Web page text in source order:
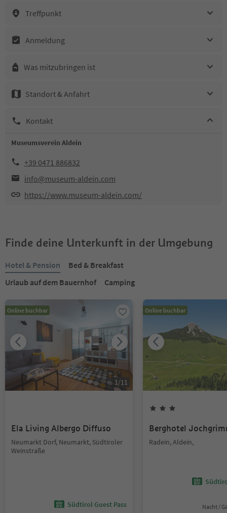
Treffpunkt
Anmeldung
Was mitzubringen ist
Standort & Anfahrt
Kontakt
Museumsverein Aldein
+39 0471 886832
info@museum-aldein.com
https://www.museum-aldein.com/
Finde deine Unterkunft in der Umgebung
Hotel & Pension
Bed & Breakfast
Urlaub auf dem Bauernhof
Camping
Online buchbar
1/11
Ela Living Albergo Diffuso
Neumarkt Dorf, Neumarkt, Südtiroler
Weinstraße
Südtirol Guest Pass
Online buchbar
Berghotel
Radein, Aldein,
Nacht /